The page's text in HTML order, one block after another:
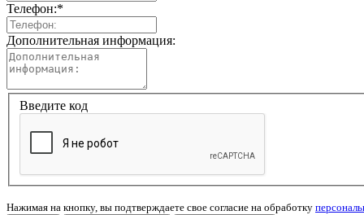
Телефон:*
Дополнительная информация:
Введите код
Нажимая на кнопку, вы подтверждаете свое согласие на обработку